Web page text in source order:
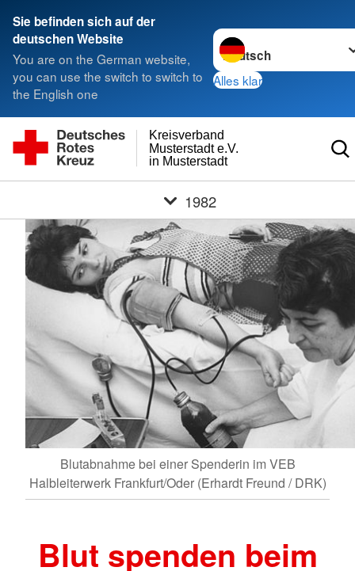
Sie befinden sich auf der
deutschen Website
You are on the German website,
you can use the switch to switch to
the English one
Sprache wechseln zu
Alles klar
in Musterstadt
Musterstadt e.V.
Kreisverband
1982
Blutabnahme bei einer Spenderin im VEB
Halbleiterwerk Frankfurt/Oder (Erhardt Freund / DRK)
Blut spenden beim